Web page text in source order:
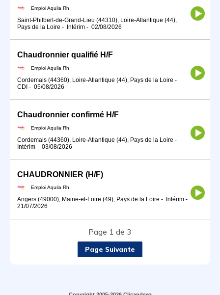
Emploi Aquila Rh
Saint-Philbert-de-Grand-Lieu (44310), Loire-Atlantique (44),
Pays de la Loire - Intérim - 02/08/2026
Chaudronnier qualifié H/F
Emploi Aquila Rh
Cordemais (44360), Loire-Atlantique (44), Pays de la Loire -
CDI - 05/08/2026
Chaudronnier confirmé H/F
Emploi Aquila Rh
Cordemais (44360), Loire-Atlantique (44), Pays de la Loire -
Intérim - 03/08/2026
CHAUDRONNIER (H/F)
Emploi Aquila Rh
Angers (49000), Maine-et-Loire (49), Pays de la Loire - Intérim -
21/07/2026
Page 1 de 3
Page Suivante